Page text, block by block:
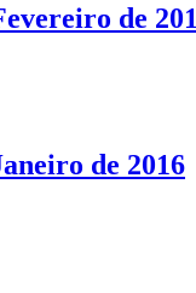
de
de 2016